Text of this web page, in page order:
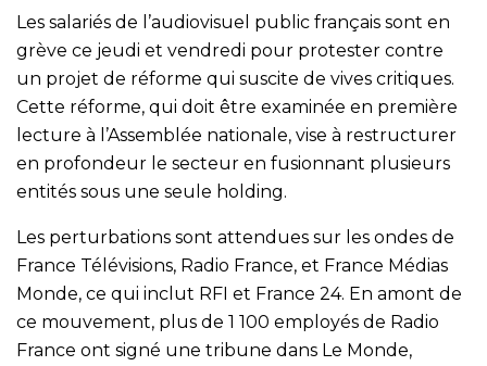
Les salariés de l’audiovisuel public français sont en
grève ce jeudi et vendredi pour protester contre
un projet de réforme qui suscite de vives critiques.
Cette réforme, qui doit être examinée en première
lecture à l’Assemblée nationale, vise à restructurer
en profondeur le secteur en fusionnant plusieurs
entités sous une seule holding.
Les perturbations sont attendues sur les ondes de
France Télévisions, Radio France, et France Médias
Monde, ce qui inclut RFI et France 24. En amont de
ce mouvement, plus de 1 100 employés de Radio
France ont signé une tribune dans Le Monde,